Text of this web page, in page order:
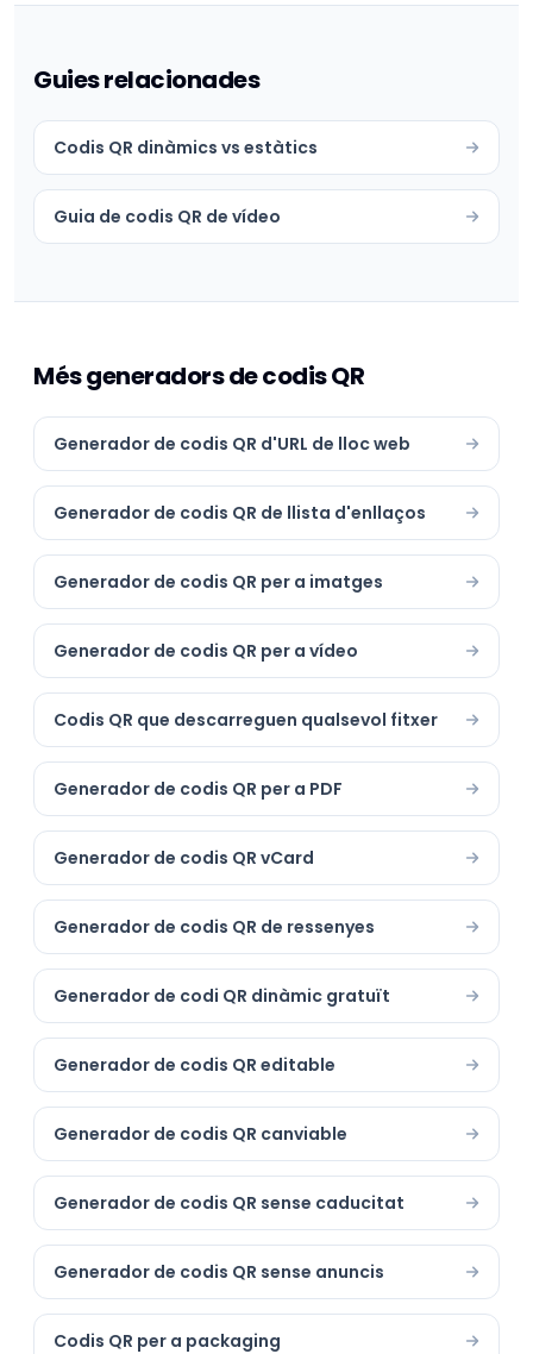
Guies relacionades
Codis QR dinàmics vs estàtics
Guia de codis QR de vídeo
Més generadors de codis QR
Generador de codis QR d'URL de lloc web
Generador de codis QR de llista d'enllaços
Generador de codis QR per a imatges
Generador de codis QR per a vídeo
Codis QR que descarreguen qualsevol fitxer
Generador de codis QR per a PDF
Generador de codis QR vCard
Generador de codis QR de ressenyes
Generador de codi QR dinàmic gratuït
Generador de codis QR editable
Generador de codis QR canviable
Generador de codis QR sense caducitat
Generador de codis QR sense anuncis
Codis QR per a packaging